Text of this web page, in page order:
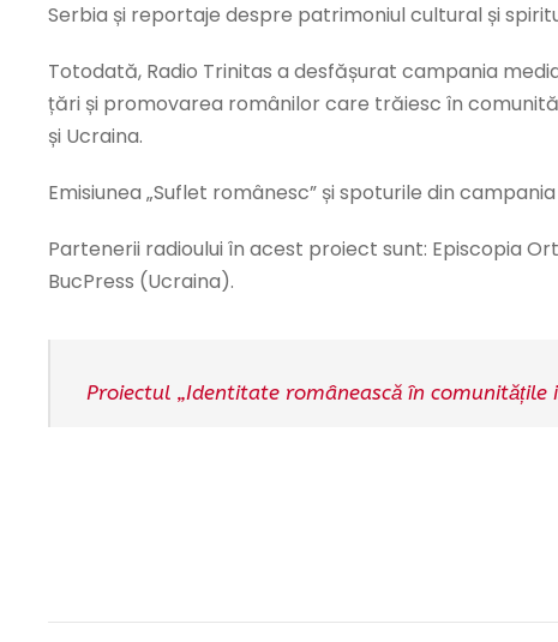
Serbia și reportaje despre patrimoniul cultural și
Totodată, Radio Trinitas a desfășurat campania
țări și promovarea românilor care trăiesc în
și Ucraina.
Emisiunea „Suflet românesc” și spoturile din
Partenerii radioului în acest proiect sunt: Episcopia
BucPress (Ucraina).
Proiectul „Identitate românească în comunitățile